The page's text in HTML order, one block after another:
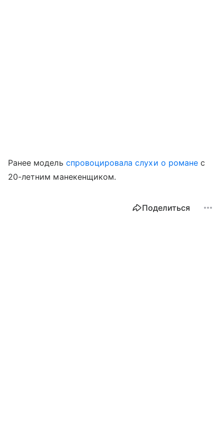
Ранее модель спровоцировала слухи о романе с
20-летним манекенщиком.
Поделиться